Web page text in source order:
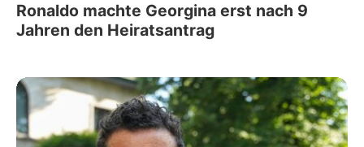
Ronaldo machte Georgina erst nach 9
Jahren den Heiratsantrag